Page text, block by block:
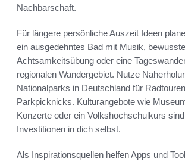
Nachbarschaft.
Für längere persönliche Auszeit Ideen
ein ausgedehntes Bad mit Musik,
Achtsamkeitsübung oder eine
regionalen Wandergebiet. Nutze
Nationalparks in Deutschland für
Parkpicknicks. Kulturangebote wie
Konzerte oder ein Volkshochschulkurs
Investitionen in dich selbst.
Als Inspirationsquellen helfen Apps und